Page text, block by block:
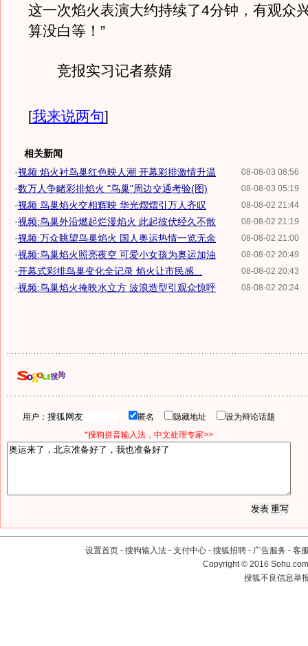
这一次焰火表演大约持续了4分钟，有观众
算没白等！”
竞报实习记者蔡婧
[我来说两句]
相关新闻
08-08-03 08:56
·视频:焰火衬鸟巢红色映人潮 开幕彩排激情升温
08-08-03 05:19
·数万人争睹彩排焰火 "鸟巢"周边交通考验(图)
08-08-02 21:44
·视频:鸟巢焰火交相辉映 华光熠熠引万人齐叹
08-08-02 21:19
·视频:鸟巢外沿燃起烂漫焰火 此起彼伏经久不散
08-08-02 21:00
·视频:万众眺望鸟巢焰火 国人奥运热情一览无余
08-08-02 20:49
·视频:鸟巢焰火照亮夜空 可爱小女孩为奥运加油
08-08-02 20:43
·开幕式彩排鸟巢变化全记录 焰火让市民感...
08-08-02 20:24
·视频:鸟巢焰火掩映水立方 波浪造型引观众惊呼
用户： 匿名 隐藏地址
设为辩论话题
*搜狗拼音输入法，中文处理专家>>
设置首页 - 搜狗输入法 - 支付中心 - 搜狐招聘 - 广告服务 - 客
Copyright©2016
搜狐不良信息举